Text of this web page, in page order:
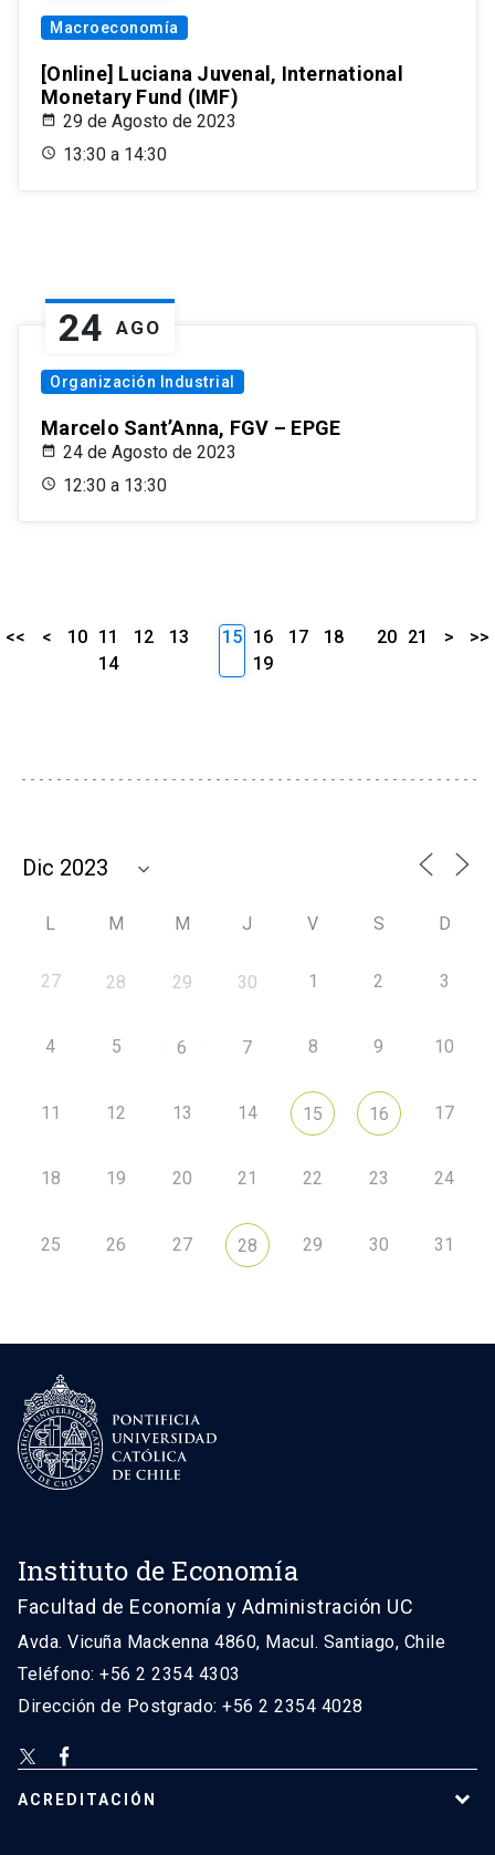
Macroeconomía
[Online] Luciana Juvenal, International
Monetary Fund (IMF)
29 de Agosto de 2023
13:30 a 14:30
24 AGO
Organización Industrial
Marcelo Sant’Anna, FGV – EPGE
24 de Agosto de 2023
12:30 a 13:30
<< < 10 11 12
13
14
15 16 17
18
19
20 21 > >>
L M M J V S D
27 28 29 30 1 2 3
4 5 6 7 8 9 10
11 12 13 14 15 16 17
18 19 20 21 22 23 24
25 26 27 28 29 30 31
Instituto de Economía
Facultad de Economía y Administración UC
Avda. Vicuña Mackenna 4860, Macul. Santiago, Chile
Teléfono: +56 2 2354 4303
Dirección de Postgrado: +56 2 2354 4028
ACREDITACIÓN